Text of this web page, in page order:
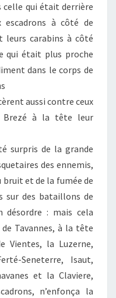
celle qui était derrière
à côté de
leurs carabins à côté
qui était plus proche
dans le corps de
aussi contre ceux
Brezé à la tête leur
surpris de la grande
des ennemis,
bruit et de la fumée de
sur des bataillons de
désordre : mais cela
de Tavannes, à la tête
Vientes, la Luzerne,
Seneterre, Isaut,
et la Claviere,
n’enfonça la